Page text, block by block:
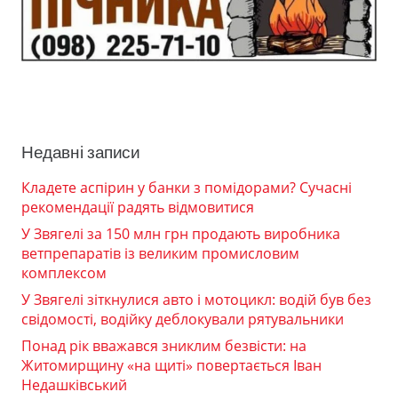
Недавні записи
Кладете аспірин у банки з помідорами? Сучасні
рекомендації радять відмовитися
У Звягелі за 150 млн грн продають виробника
ветпрепаратів із великим промисловим
комплексом
У Звягелі зіткнулися авто і мотоцикл: водій був без
свідомості, водійку деблокували рятувальники
Понад рік вважався зниклим безвісти: на
Житомирщину «на щиті» повертається Іван
Недашківський